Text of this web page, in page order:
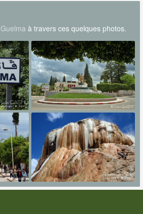
Guelmaà travers ces quelques photos.